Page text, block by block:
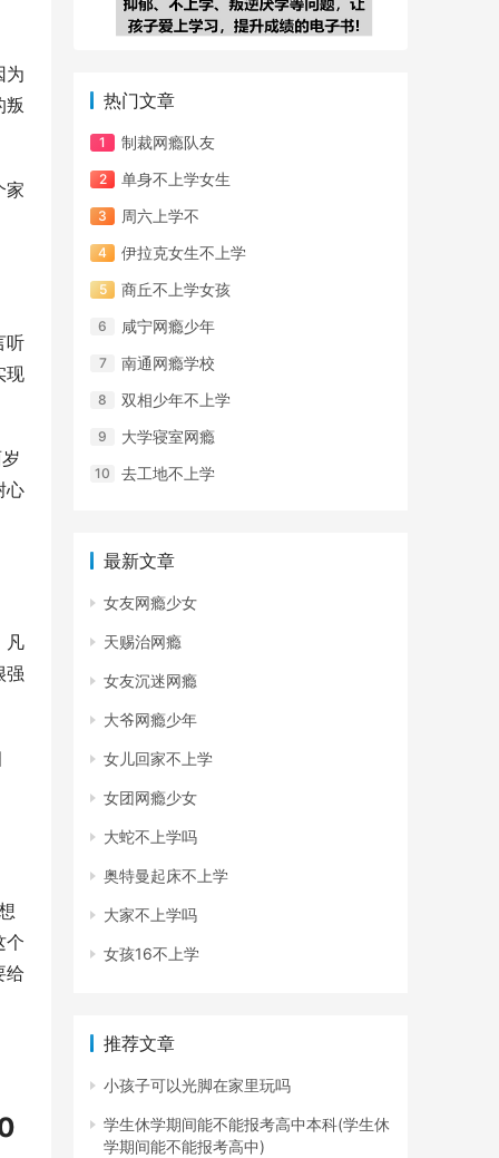
为
叛
家
听
现
心
凡
强
个
给
热门文章
制裁网瘾队友
单身不上学女生
周六上学不
伊拉克女生不上学
商丘不上学女孩
咸宁网瘾少年
南通网瘾学校
双相少年不上学
大学寝室网瘾
去工地不上学
最新文章
女友网瘾少女
天赐治网瘾
女友沉迷网瘾
大爷网瘾少年
女儿回家不上学
女团网瘾少女
大蛇不上学吗
奥特曼起床不上学
大家不上学吗
女孩16不上学
推荐文章
小孩子可以光脚在家里玩吗
学生休学期间能不能报考高中本科(学生休
学期间能不能报考高中)